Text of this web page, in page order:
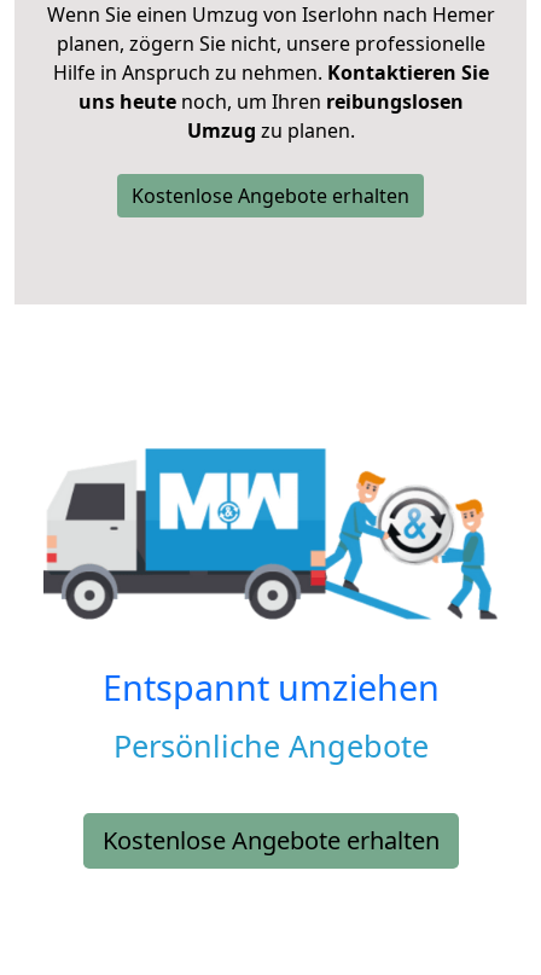
Wenn Sie einen Umzug von Iserlohn nach Hemer
planen, zögern Sie nicht, unsere professionelle
Hilfe in Anspruch zu nehmen. Kontaktieren Sie
uns heutenoch, um Ihren reibungslosen
Umzug zu planen.
Kostenlose Angebote erhalten
Entspannt umziehen
Persönliche Angebote
Kostenlose Angebote erhalten